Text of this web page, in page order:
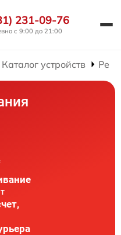
231-09-76
с 9:00 до 21:00
Каталог устройств